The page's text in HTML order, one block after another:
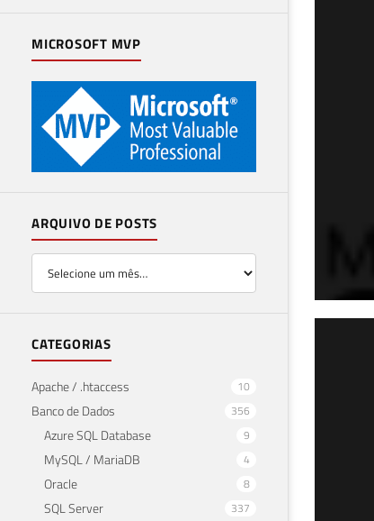
MICROSOFT MVP
ARQUIVO DE POSTS
CATEGORIAS
Apache / .htaccess 10
Banco de Dados 356
Azure SQL Database 9
MySQL / MariaDB 4
Oracle 8
SQL Server 337